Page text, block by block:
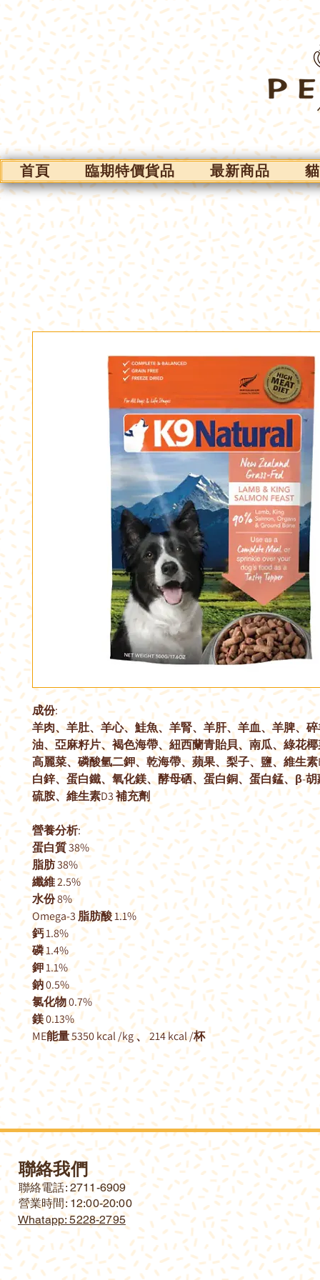
首頁 臨期特價貨品 最新商品
成份:
羊肉、羊肚、羊心、鮭魚、羊腎、羊肝、羊血、羊脾、
油、亞麻籽片、褐色海帶、紐西蘭青貽貝、南瓜、綠花
高麗菜、磷酸氫二鉀、乾海帶、蘋果、梨子、鹽、維生素
白鋅、蛋白鐵、氧化鎂、酵母硒、蛋白銅、蛋白錳、β-
硫胺、維生素D3 補充劑
營養分析:
蛋白質 38%
脂肪 38%
纖維 2.5%
水份 8%
Omega-3 脂肪酸 1.1%
鈣 1.8%
磷 1.4%
鉀 1.1%
鈉 0.5%
氯化物 0.7%
鎂 0.13%
ME能量 5350 kcal /kg 、 214 kcal /杯
聯絡我們
​聯絡電話: 2711-6909
營業時間: 12:00-20:00
Whatapp: 5228-2795